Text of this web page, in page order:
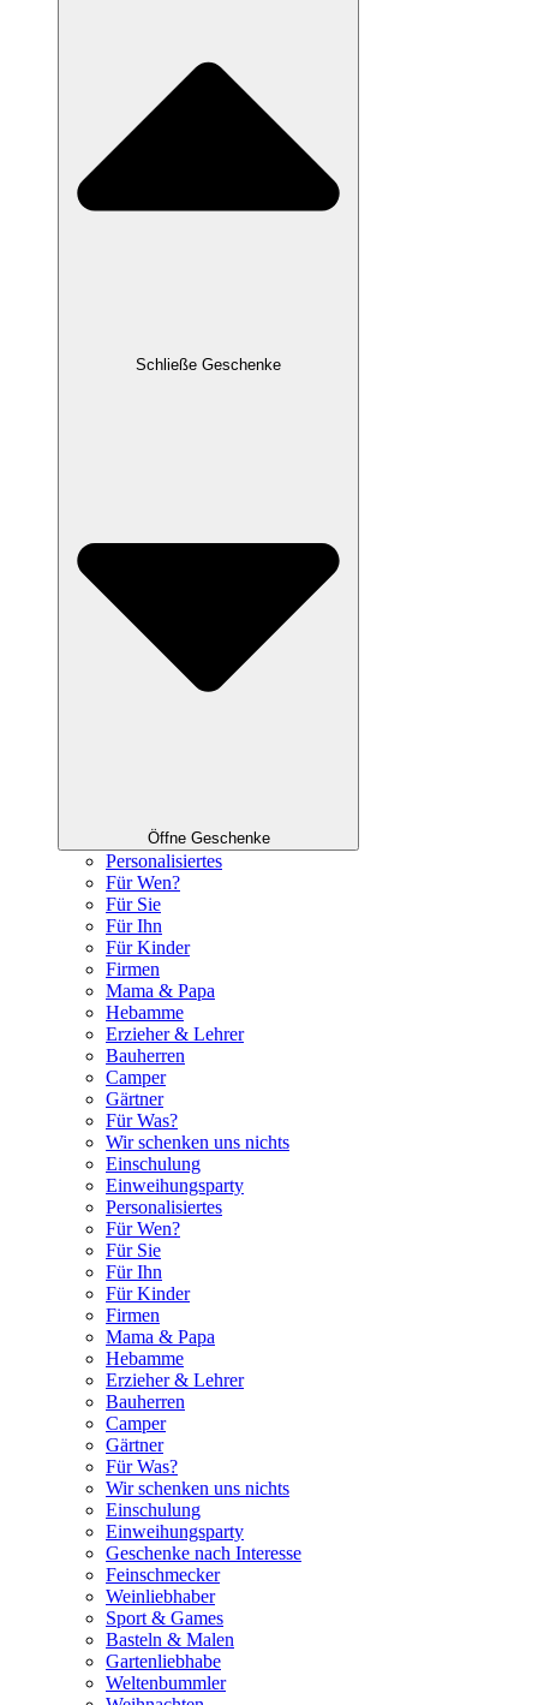
Schließe Geschenke
Öffne Geschenke
Personalisiertes
Für Wen?
Für Sie
Für Ihn
Für Kinder
Firmen
Mama & Papa
Hebamme
Erzieher & Lehrer
Bauherren
Camper
Gärtner
Für Was?
Wir schenken uns nichts
Einschulung
Einweihungsparty
Personalisiertes
Für Wen?
Für Sie
Für Ihn
Für Kinder
Firmen
Mama & Papa
Hebamme
Erzieher & Lehrer
Bauherren
Camper
Gärtner
Für Was?
Wir schenken uns nichts
Einschulung
Einweihungsparty
Geschenke nach Interesse
Feinschmecker
Weinliebhaber
Sport & Games
Basteln & Malen
Gartenliebhabe
Weltenbummler